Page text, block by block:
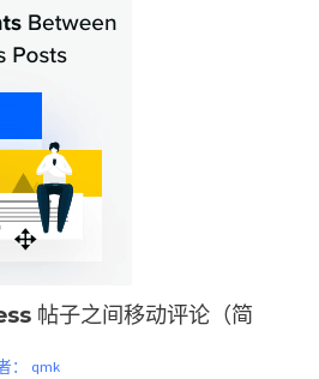
帖子之间移动评论（简
： qmk